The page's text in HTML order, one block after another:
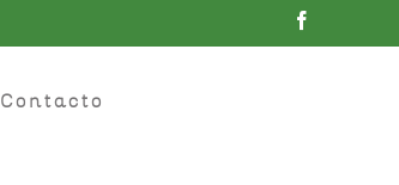
Contacto